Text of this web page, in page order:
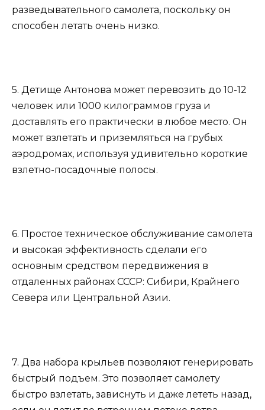
разведывательного самолета, поскольку он
способен летать очень низко.
5. Детище Антонова может перевозить до 10-12
человек или 1000 килограммов груза и
доставлять его практически в любое место. Он
может взлетать и приземляться на грубых
аэродромах, используя удивительно короткие
взлетно-посадочные полосы.
6. Простое техническое обслуживание самолета
и высокая эффективность сделали его
основным средством передвижения в
отдаленных районах СССР: Сибири, Крайнего
Севера или Центральной Азии.
7. Два набора крыльев позволяют генерировать
быстрый подъем. Это позволяет самолету
быстро взлетать, зависнуть и даже лететь назад,